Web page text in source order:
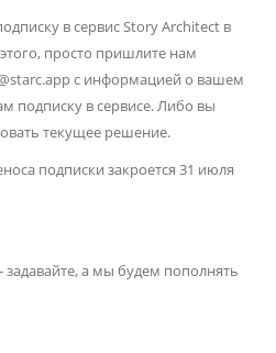
в сервис Story Architect в
просто пришлите нам
с информацией о вашем
подписку в сервисе. Либо вы
текущее решение.
подписки закроется 31 июля
задавайте, а мы будем пополнять